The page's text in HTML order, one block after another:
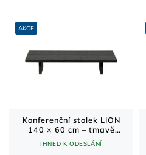
í
r
o
t
ů
AKCE
Konferenční stolek LION
140 × 60 cm – tmavě
hnědý
IHNED K ODESLÁNÍ